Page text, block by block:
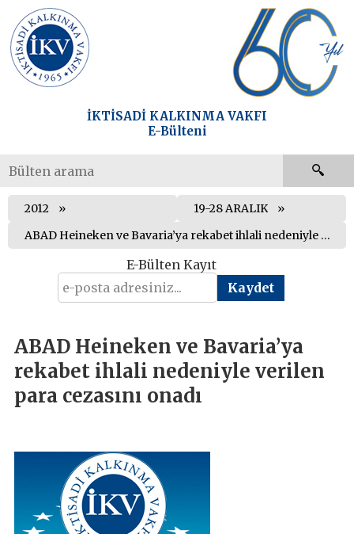
İKTİSADİ KALKINMA VAKFI
E-Bülteni
2012
19-28 ARALIK
ABAD Heineken ve Bavaria’ya rekabet ihlali nedeniyle verilen para cezasını onadı
E-Bülten Kayıt
ABAD Heineken ve Bavaria’ya
rekabet ihlali nedeniyle verilen
para cezasını onadı